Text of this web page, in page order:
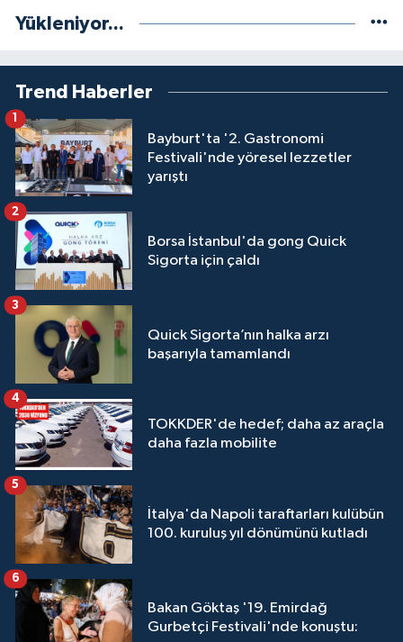
Yükleniyor...
Trend Haberler
Bayburt'ta '2. Gastronomi
Festivali'nde yöresel lezzetler
yarıştı
1
Borsa İstanbul'da gong Quick
Sigorta için çaldı
2
Quick Sigorta’nın halka arzı
başarıyla tamamlandı
3
TOKKDER'de hedef; daha az araçla
daha fazla mobilite
4
İtalya'da Napoli taraftarları kulübün
100. kuruluş yıl dönümünü kutladı
5
Bakan Göktaş '19. Emirdağ
Gurbetçi Festivali'nde konuştu:
6